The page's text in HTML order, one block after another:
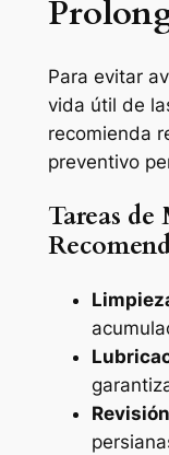
Para evitar
vida útil de
recomienda
preventivo
Tareas